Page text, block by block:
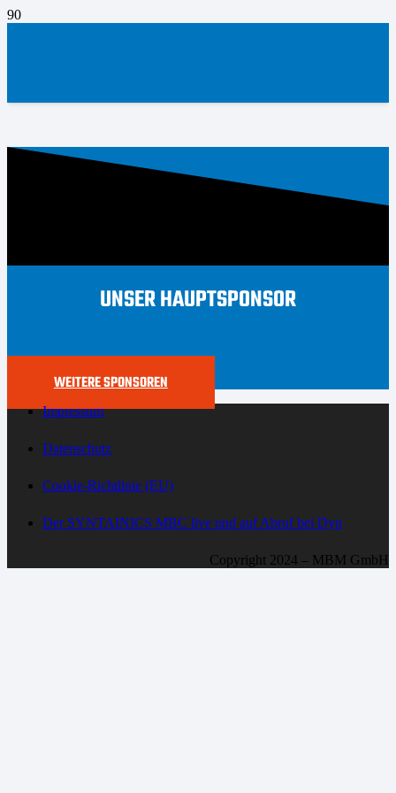
UNSER HAUPTSPONSOR
WEITERE SPONSOREN
Impressum
Datenschutz
Cookie-Richtlinie (EU)
Der SYNTAINICS MBC live und auf Abruf bei Dyn
Copyright 2024 – MBM GmbH